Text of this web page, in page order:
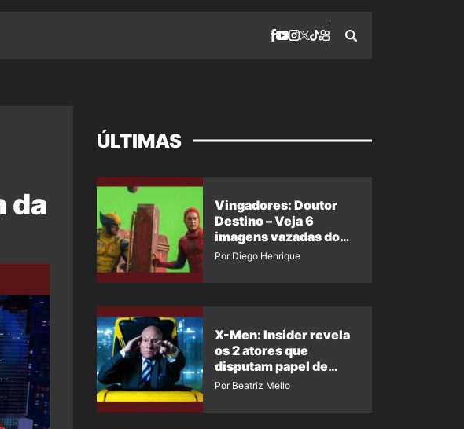
da
ÚLTIMAS
Vingadores: Doutor
Destino – Veja 6
imagens vazadas do
Homem-Aranha de
Por Diego Henrique
X-Men: Insider revela
os 2 atores que
disputam papel de
Professor X
Por Beatriz Mello